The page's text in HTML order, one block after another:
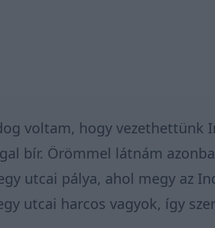
voltam, hogy vezethettünk
bír. Örömmel látnám
utcai pálya, ahol megy az
utcai harcos vagyok, így